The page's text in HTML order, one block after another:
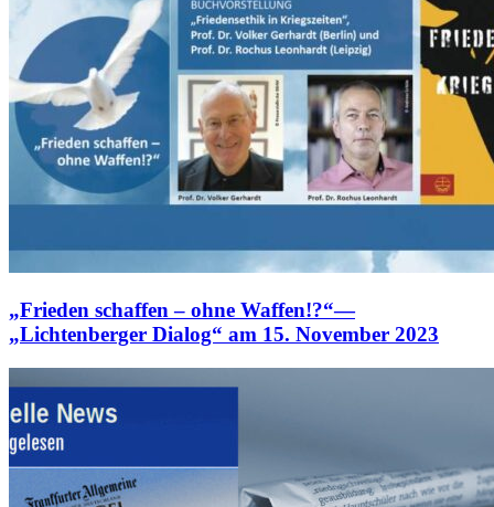
„Frieden schaffen – ohne Waffen!?“—
„Lichtenberger Dialog“ am 15. November 2023